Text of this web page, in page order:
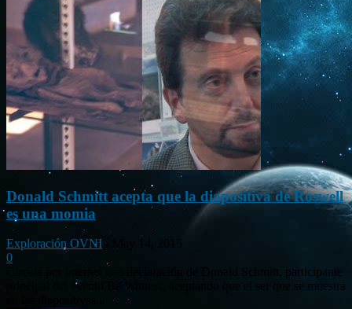
Donald Schmitt acepta que la diapositiva de Roswell
es una momia
Exploración OVNI
0
Circula por internet una declaración de Donald Schmitt, participante
principal del evento Be Witness, aceptando que el ser que se muestra